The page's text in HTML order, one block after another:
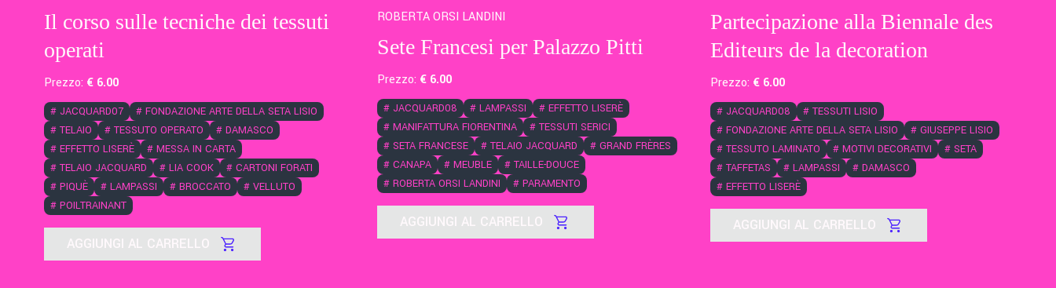
Il corso sulle tecniche dei tessuti
operati
Prezzo: € 6.00
# JACQUARD07 # FONDAZIONE ARTE DELLA SETA LISIO
# TELAIO # TESSUTO OPERATO # DAMASCO
# EFFETTO LISERÈ # MESSA IN CARTA
# TELAIO JACQUARD # LIA COOK # CARTONI FORATI
# PIQUÈ # LAMPASSI # BROCCATO # VELLUTO
# POILTRAINANT
AGGIUNGI AL CARRELLO
ROBERTA ORSI LANDINI
Sete Francesi per Palazzo Pitti
Prezzo: € 6.00
# JACQUARD08 # LAMPASSI # EFFETTO LISERÈ
# MANIFATTURA FIORENTINA # TESSUTI SERICI
# SETA FRANCESE # TELAIO JACQUARD # GRAND FRÈRES
# CANAPA # MEUBLE # TAILLE-DOUCE
# ROBERTA ORSI LANDINI # PARAMENTO
AGGIUNGI AL CARRELLO
Partecipazione alla Biennale des
Editeurs de la decoration
Prezzo: € 6.00
# JACQUARD08 # TESSUTI LISIO
# FONDAZIONE ARTE DELLA SETA LISIO # GIUSEPPE LISIO
# TESSUTO LAMINATO # MOTIVI DECORATIVI # SETA
# TAFFETAS # LAMPASSI # DAMASCO
# EFFETTO LISERÈ
AGGIUNGI AL CARRELLO